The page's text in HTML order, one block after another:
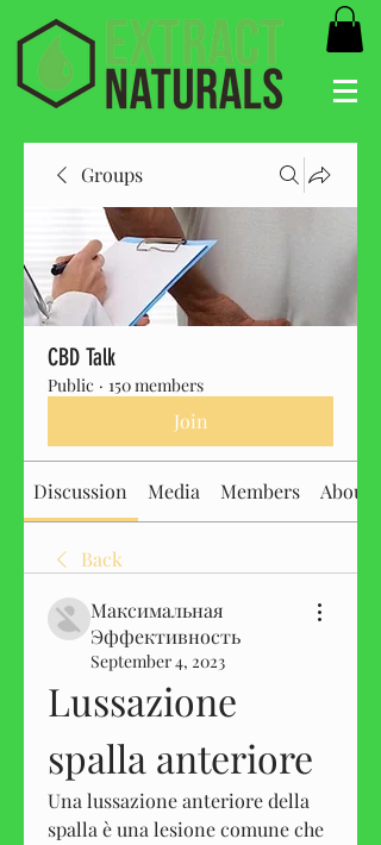
Groups
CBD Talk
Public · 150 members
Join
Discussion Media Members About
Back
Максимальная
Эффективность
September 4, 2023
Lussazione
spalla anteriore
Una lussazione anteriore della
spalla è una lesione comune che